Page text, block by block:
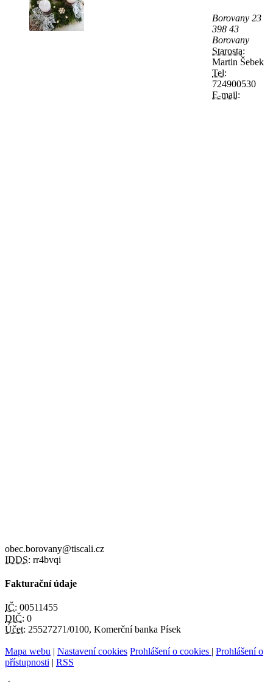
Borovany 23
398 43
Borovany
Starosta:
Martin Šebek
Tel:
724900530
E-mail:
obec.borovany@tiscali.cz
IDDS: rr4bvqi
Fakturační údaje
IČ: 00511455
DIČ: 0
Účet: 25527271/0100, Komerční banka Písek
Mapa webu | Nastavení cookies Prohlášení o cookies | Prohlášení o
přístupnosti | RSS